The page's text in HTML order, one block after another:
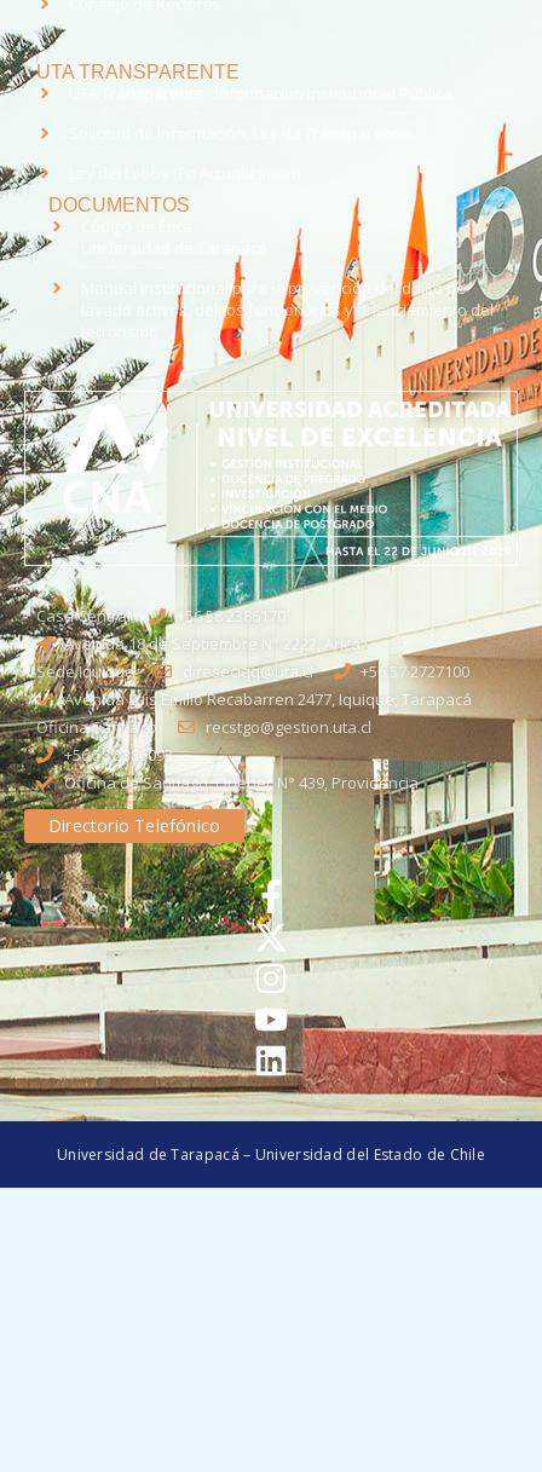
UTA TRANSPARENTE
DOCUMENTOS
Manual institucional para la prevención del delito de
lavado activos, delitos funcionarios y financiamiento del
Casa Central
+56 58 2386170
Avenida 18 de Septiembre N° 2222, Arica
Sede Iquique
direseciqq@uta.cl
+56 57 2727100​
Avenida Luis Emilio Recabarren 2477, Iquique, Tarapacá
Oficina Santiago
recstgo@gestion.uta.cl
+56 58 2386093
Oficina de Santiago: Quebec N° 439, Providencia
Directorio Telefónico
Universidad de Tarapacá – Universidad del Estado de Chile